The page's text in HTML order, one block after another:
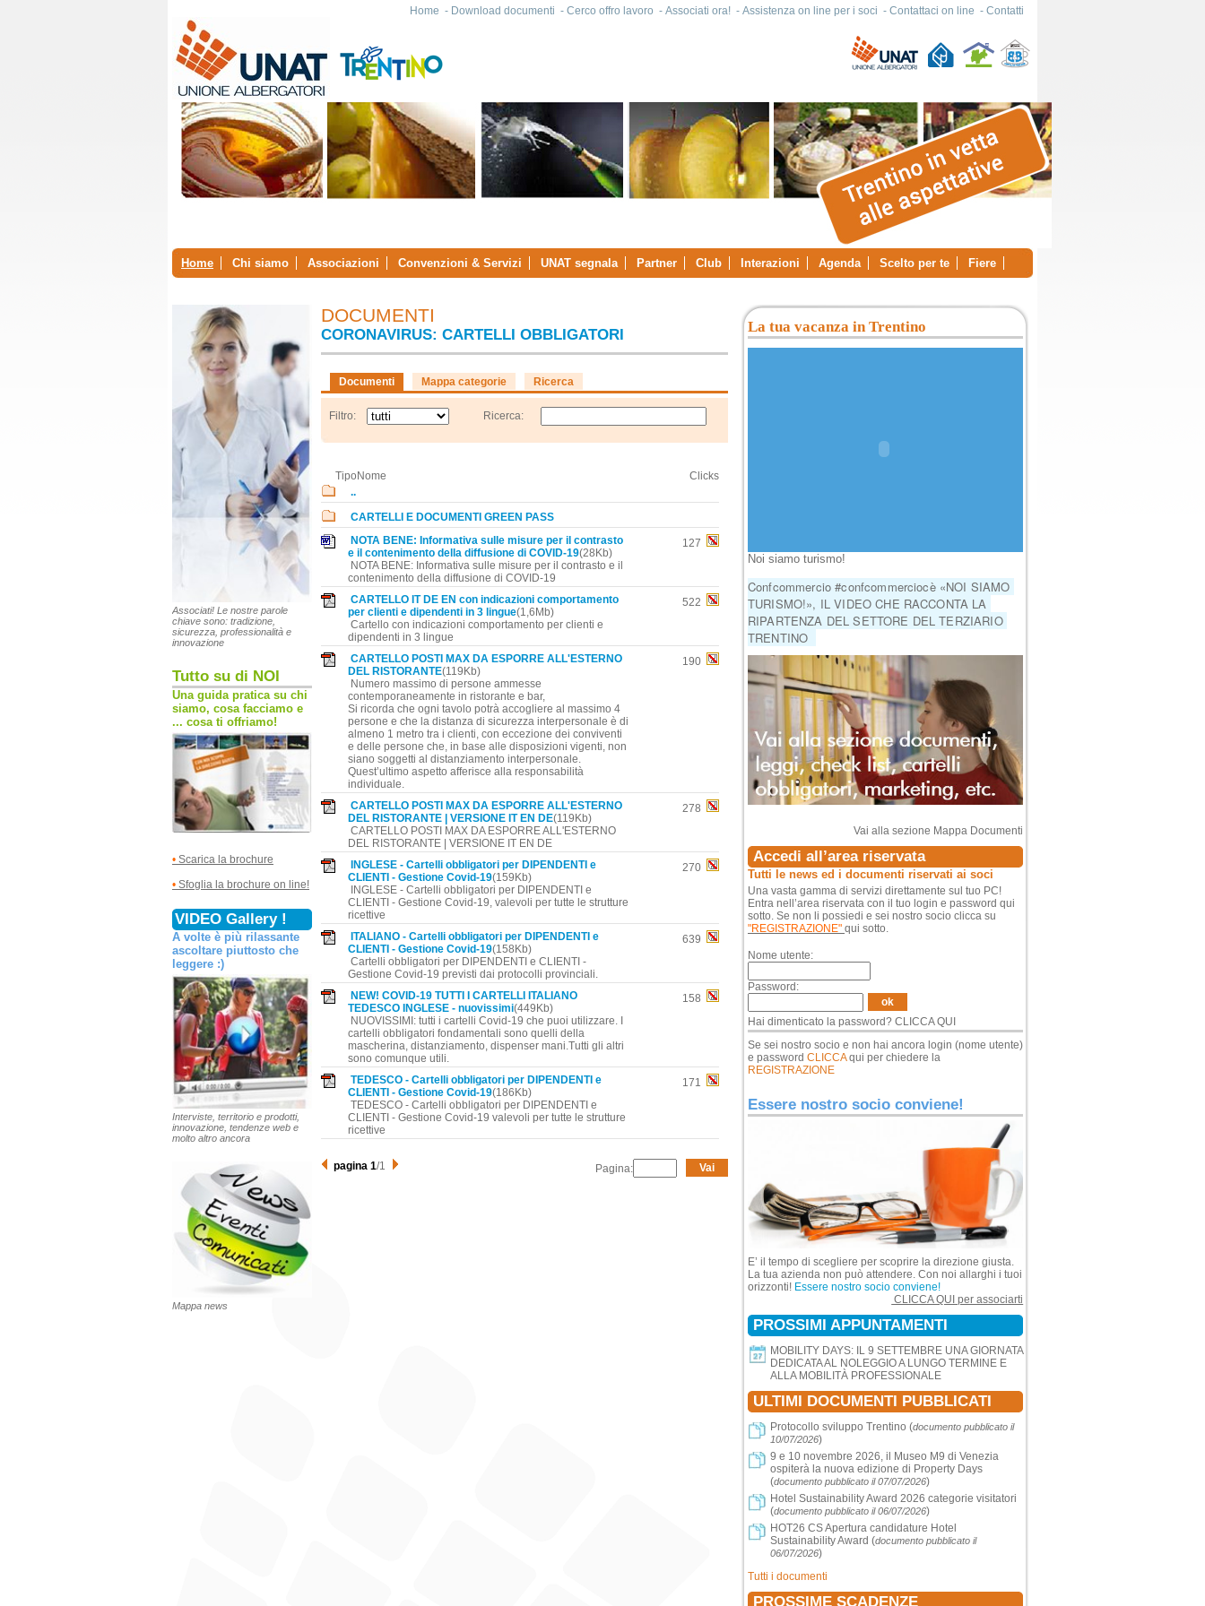
Home - Download documenti - Cerco offro lavoro - Associati ora! - Assistenza on line per i soci - Contattaci on line - Contatti
Home Chi siamo Associazioni Convenzioni & Servizi UNAT segnala Partner Club Interazioni Agenda Scelto per te Fiere
Associati! Le nostre parole
chiave sono: tradizione,
sicurezza, professionalità e
innovazione
Tutto su di NOI
Una guida pratica su chi
siamo, cosa facciamo e
... cosa ti offriamo!
• Scarica la brochure
• Sfoglia la brochure on line!
VIDEO Gallery !
A volte è più rilassante
ascoltare piuttosto che
leggere :)
Interviste, territorio e prodotti,
innovazione, tendenze web e
molto altro ancora
Mappa news
DOCUMENTI
CORONAVIRUS: CARTELLI OBBLIGATORI
Documenti Mappa categorie Ricerca
Filtro: Ricerca:
Tipo Nome
Clicks
..
CARTELLI E DOCUMENTI GREEN PASS
NOTA BENE: Informativa sulle misure per il contrasto
e il contenimento della diffusione di COVID-19(28Kb)
NOTA BENE: Informativa sulle misure per il contrasto e il
contenimento della diffusione di COVID-19
127
CARTELLO IT DE EN con indicazioni comportamento
per clienti e dipendenti in 3 lingue(1,6Mb)
Cartello con indicazioni comportamento per clienti e
dipendenti in 3 lingue
522
CARTELLO POSTI MAX DA ESPORRE ALL'ESTERNO
DEL RISTORANTE(119Kb)
Numero massimo di persone ammesse
contemporaneamente in ristorante e bar,
Si ricorda che ogni tavolo potrà accogliere al massimo 4
persone e che la distanza di sicurezza interpersonale è di
almeno 1 metro tra i clienti, con eccezione dei conviventi
e delle persone che, in base alle disposizioni vigenti, non
siano soggetti al distanziamento interpersonale.
Quest’ultimo aspetto afferisce alla responsabilità
individuale.
190
CARTELLO POSTI MAX DA ESPORRE ALL'ESTERNO
DEL RISTORANTE | VERSIONE IT EN DE(119Kb)
CARTELLO POSTI MAX DA ESPORRE ALL'ESTERNO
DEL RISTORANTE | VERSIONE IT EN DE
278
INGLESE - Cartelli obbligatori per DIPENDENTI e
CLIENTI - Gestione Covid-19(159Kb)
INGLESE - Cartelli obbligatori per DIPENDENTI e
CLIENTI - Gestione Covid-19, valevoli per tutte le strutture
ricettive
270
ITALIANO - Cartelli obbligatori per DIPENDENTI e
CLIENTI - Gestione Covid-19(158Kb)
Cartelli obbligatori per DIPENDENTI e CLIENTI -
Gestione Covid-19 previsti dai protocolli provinciali.
639
NEW! COVID-19 TUTTI I CARTELLI ITALIANO
TEDESCO INGLESE - nuovissimi(449Kb)
NUOVISSIMI: tutti i cartelli Covid-19 che puoi utilizzare. I
cartelli obbligatori fondamentali sono quelli della
mascherina, distanziamento, dispenser mani.Tutti gli altri
sono comunque utili.
158
TEDESCO - Cartelli obbligatori per DIPENDENTI e
CLIENTI - Gestione Covid-19(186Kb)
TEDESCO - Cartelli obbligatori per DIPENDENTI e
CLIENTI - Gestione Covid-19 valevoli per tutte le strutture
ricettive
171
pagina 1/1 Pagina: Vai
La tua vacanza in Trentino
Noi siamo turismo!
Confcommercio #confcommerciocè «NOI SIAMO
TURISMO!», IL VIDEO CHE RACCONTA LA
RIPARTENZA DEL SETTORE DEL TERZIARIO
TRENTINO
Vai alla sezione Mappa Documenti
Accedi all’area riservata
Tutti le news ed i documenti riservati ai soci
Una vasta gamma di servizi direttamente sul tuo PC!
Entra nell’area riservata con il tuo login e password qui
sotto. Se non li possiedi e sei nostro socio clicca su
"REGISTRAZIONE" qui sotto.
Nome utente:
Password:
ok
Hai dimenticato la password? CLICCA QUI
Se sei nostro socio e non hai ancora login (nome utente)
e password CLICCAqui per chiedere la
REGISTRAZIONE
Essere nostro socio conviene!
E’ il tempo di scegliere per scoprire la direzione giusta.
La tua azienda non può attendere. Con noi allarghi i tuoi
orizzonti! Essere nostro socio conviene!
CLICCA QUI per associarti
PROSSIMI APPUNTAMENTI
MOBILITY DAYS: IL 9 SETTEMBRE UNA GIORNATA
DEDICATA AL NOLEGGIO A LUNGO TERMINE E
ALLA MOBILITÀ PROFESSIONALE
ULTIMI DOCUMENTI PUBBLICATI
Protocollo sviluppo Trentino (documento pubblicato il
10/07/2026)
9 e 10 novembre 2026, il Museo M9 di Venezia
ospiterà la nuova edizione di Property Days
(documento pubblicato il 07/07/2026)
Hotel Sustainability Award 2026 categorie visitatori
(documento pubblicato il 06/07/2026)
HOT26 CS Apertura candidature Hotel
Sustainability Award (documento pubblicato il
06/07/2026)
Tutti i documenti
PROSSIME SCADENZE